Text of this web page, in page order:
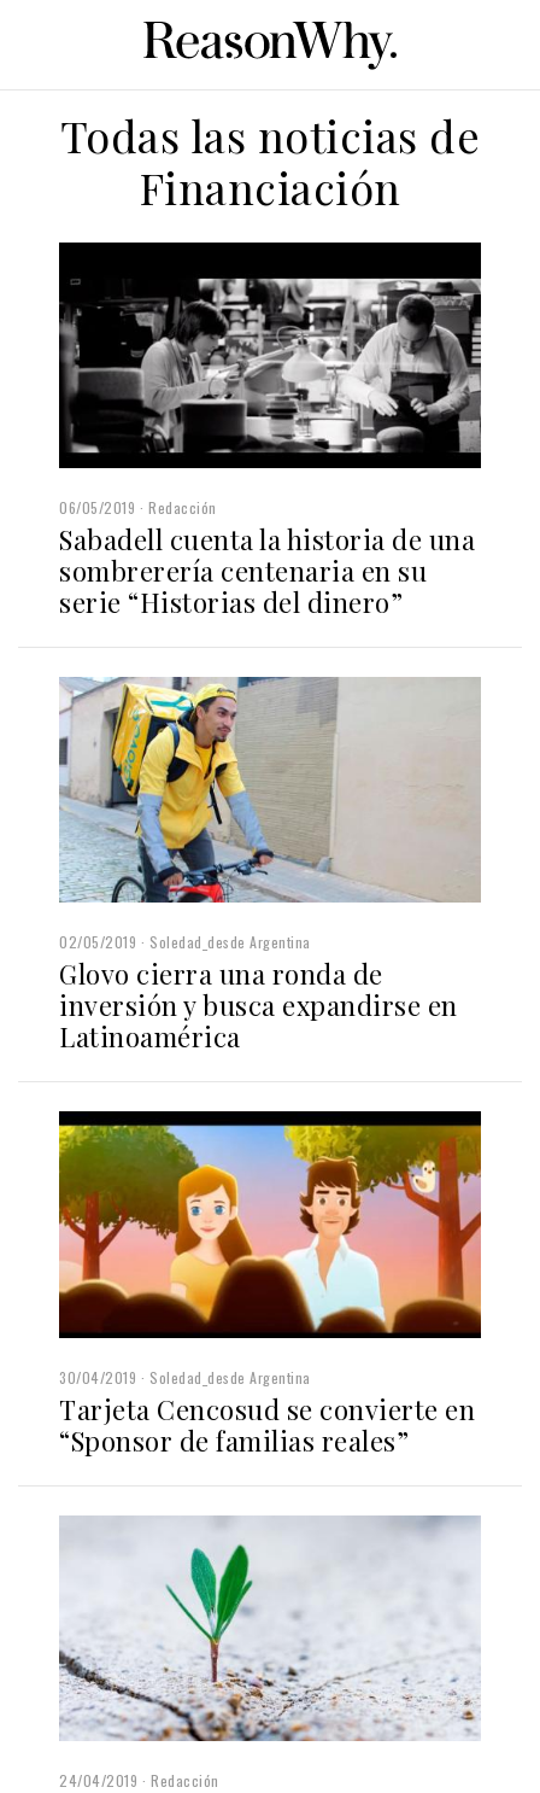
Todas las noticias de
Financiación
06/05/2019 Redacción
Sabadell cuenta la historia de una
sombrerería centenaria en su
serie “Historias del dinero”
02/05/2019 Soledad_desde Argentina
Glovo cierra una ronda de
inversión y busca expandirse en
Latinoamérica
30/04/2019 Soledad_desde Argentina
Tarjeta Cencosud se convierte en
“Sponsor de familias reales”
24/04/2019 Redacción